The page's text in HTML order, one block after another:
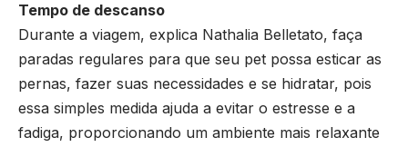
Tempo de descanso
Durante a viagem, explica Nathalia Belletato, faça
paradas regulares para que seu pet possa esticar as
pernas, fazer suas necessidades e se hidratar, pois
essa simples medida ajuda a evitar o estresse e a
fadiga, proporcionando um ambiente mais relaxante